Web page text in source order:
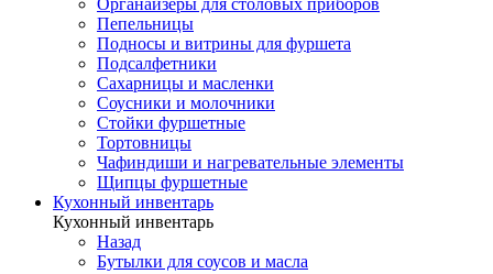
Пепельницы
Подносы и витрины для фуршета
Подсалфетники
Сахарницы и масленки
Соусники и молочники
Стойки фуршетные
Тортовницы
Чафиндиши и нагревательные элементы
Щипцы фуршетные
Кухонный инвентарь
Кухонный инвентарь
Назад
Бутылки для соусов и масла